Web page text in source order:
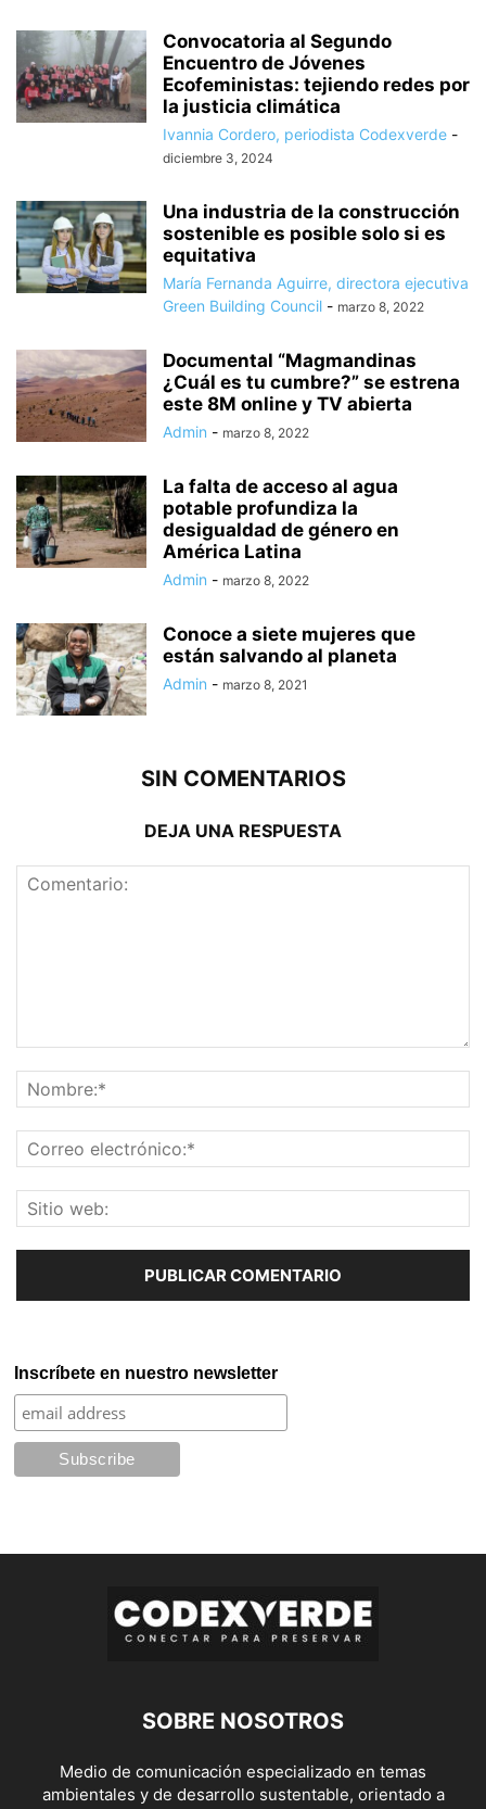
Convocatoria al Segundo
Encuentro de Jóvenes
Ecofeministas: tejiendo redes por
la justicia climática
Ivannia Cordero, periodista Codexverde -
diciembre 3, 2024
Una industria de la construcción
sostenible es posible solo si es
equitativa
María Fernanda Aguirre, directora ejecutiva
Green Building Council - marzo 8, 2022
Documental “Magmandinas
¿Cuál es tu cumbre?” se estrena
este 8M online y TV abierta
Admin - marzo 8, 2022
La falta de acceso al agua
potable profundiza la
desigualdad de género en
América Latina
Admin - marzo 8, 2022
Conoce a siete mujeres que
están salvando al planeta
Admin - marzo 8, 2021
SIN COMENTARIOS
DEJA UNA RESPUESTA
Inscríbete en nuestro newsletter
SOBRE NOSOTROS
Medio de comunicación especializado en temas
ambientales y de desarrollo sustentable, orientado a